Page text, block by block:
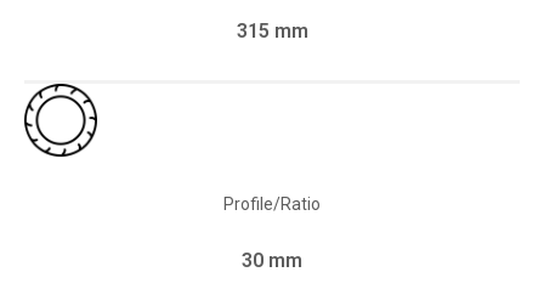
315 mm
Profile/Ratio
30 mm